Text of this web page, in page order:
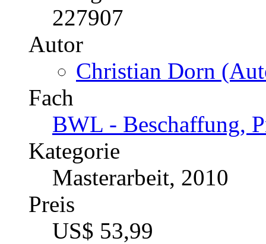
227907
Autor
Christian Dorn
Fach
BWL - Beschaffung,
Kategorie
Masterarbeit, 2010
Preis
US$ 53,99